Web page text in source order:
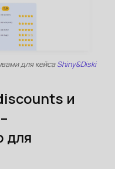
для кейсаShiny&Diski
и
для